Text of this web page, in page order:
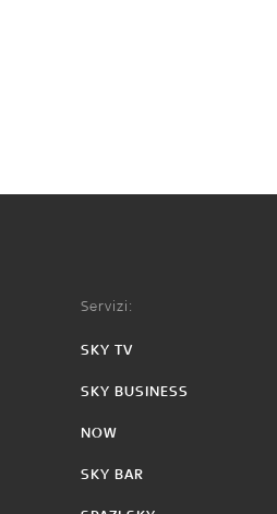
Servizi:
SKY TV
SKY BUSINESS
NOW
SKY BAR